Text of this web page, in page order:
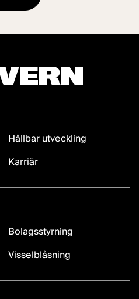
Hållbar utveckling
Karriär
Bolagsstyrning
Visselblåsning